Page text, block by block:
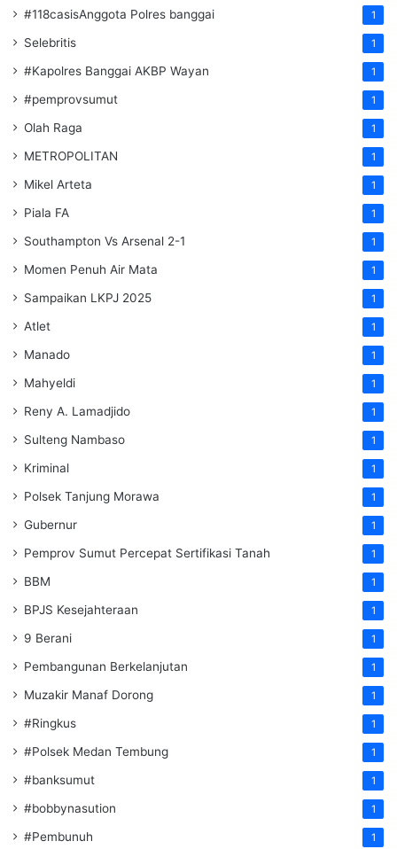
#118casisAnggota Polres banggai 1
Selebritis 1
#Kapolres Banggai AKBP Wayan 1
#pemprovsumut 1
Olah Raga 1
METROPOLITAN 1
Mikel Arteta 1
Piala FA 1
Southampton Vs Arsenal 2-1 1
Momen Penuh Air Mata 1
Sampaikan LKPJ 2025 1
Atlet 1
Manado 1
Mahyeldi 1
Reny A. Lamadjido 1
Sulteng Nambaso 1
Kriminal 1
Polsek Tanjung Morawa 1
Gubernur 1
Pemprov Sumut Percepat Sertifikasi Tanah 1
BBM 1
BPJS Kesejahteraan 1
9 Berani 1
Pembangunan Berkelanjutan 1
Muzakir Manaf Dorong 1
#Ringkus 1
#Polsek Medan Tembung 1
#banksumut 1
#bobbynasution 1
#Pembunuh 1